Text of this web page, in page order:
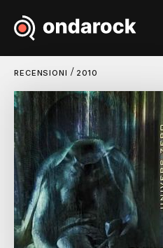
RECENSIONI / 2010